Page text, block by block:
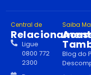
Central de
Ligue
0800 772
2300
Saiba
Blog do